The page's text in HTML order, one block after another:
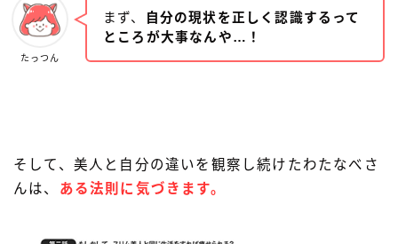
たっつん
まず、
自分の現状を正しく認識するって
ところが大事なんや…！
そして、美人と自分の違いを観察し続けたわたなべさ
んは、 ある法則に気づきます。